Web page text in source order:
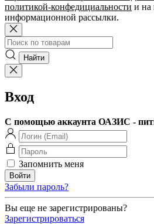
политикой-конфедициальности и на
информационной рассылки.
Вход
С помощью аккаунта ОАЗИС -
Запомнить меня
Забыли пароль?
Вы еще не зарегистрированы?
Зарегистрироваться